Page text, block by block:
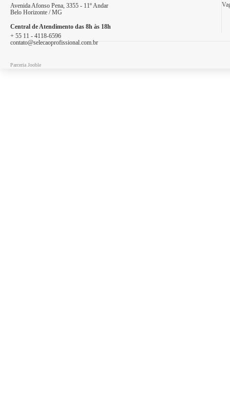
Avenida Afonso Pena, 3355 - 11º Andar
Belo Horizonte / MG
Central de Atendimento das 8h às 18h
+ 55 11 - 4118-6596
contato@selecaoprofissional.com.br
Parceria Jooble